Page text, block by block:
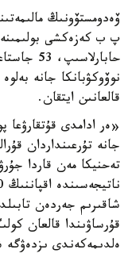
پ ب كەزەكشى
نوۆوكۋبانكا جانە
قالعانىن ايتقان.
«ەر ادامدى قۇتقارۋعا
جانە تۇرعىنداردان
تەحنيكا مەن قاردا
شاقىرىم جەردەن
قۇرساۋىندا قالعان
ەلدىمەكەندى